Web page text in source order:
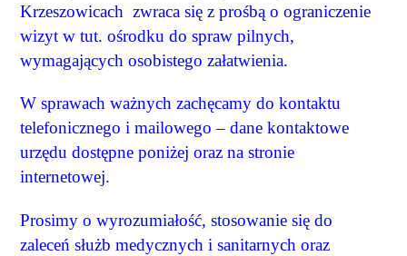
Krzeszowicach zwraca się z prośbą o ograniczenie
wizyt w tut. ośrodku do spraw pilnych,
wymagających osobistego załatwienia.
W sprawach ważnych zachęcamy do kontaktu
telefonicznego i mailowego – dane kontaktowe
urzędu dostępne poniżej oraz na stronie
internetowej.
Prosimy o wyrozumiałość, stosowanie się do
zaleceń służb medycznych i sanitarnych oraz